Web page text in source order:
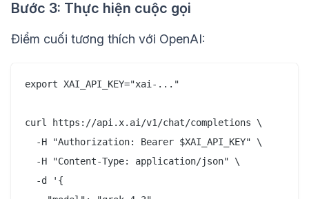
Bước 3: Thực hiện cuộc gọi
Điểm cuối tương thích với OpenAI:
export XAI_API_KEY="xai-..."
curl https://api.x.ai/v1/chat/completions \
  -H "Authorization: Bearer $XAI_API_KEY" \
  -H "Content-Type: application/json" \
  -d '{